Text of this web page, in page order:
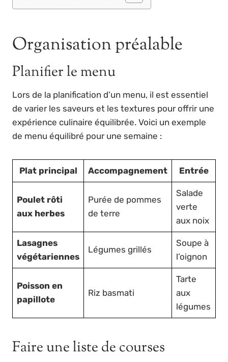
Organisation préalable
Planifier le menu
Lors de la planification d’un menu, il est essentiel
de varier les saveurs et les textures pour offrir une
expérience culinaire équilibrée. Voici un exemple
de menu équilibré pour une semaine :
Plat principal Accompagnement Entrée
Poulet rôti
aux herbes
Purée de pommes
de terre
Salade
verte
aux noix
Lasagnes
végétariennes
Légumes grillés
Soupe à
l’oignon
Poisson en
papillote
Riz basmati
Tarte
aux
légumes
Faire une liste de courses